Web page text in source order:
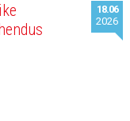
18.06
2026